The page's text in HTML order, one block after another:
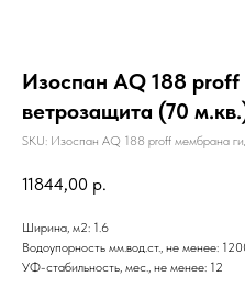
Изоспан AQ 188
ветрозащита (70
SKU: Изоспан AQ 188 proff мембрана
11844,00 р.
Ширина, м2: 1.6
Водоупорность мм.вод.ст., не менее:
УФ-стабильность, мес., не менее: 12